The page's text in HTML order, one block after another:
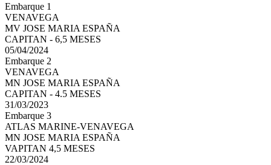
Embarque 1
VENAVEGA
MV JOSE MARIA ESPAÑA
CAPITAN - 6,5 MESES
05/04/2024
Embarque 2
VENAVEGA
MN JOSE MARIA ESPAÑA
CAPITAN - 4.5 MESES
31/03/2023
Embarque 3
ATLAS MARINE-VENAVEGA
MN JOSE MARIA ESPAÑA
VAPITAN 4,5 MESES
22/03/2024